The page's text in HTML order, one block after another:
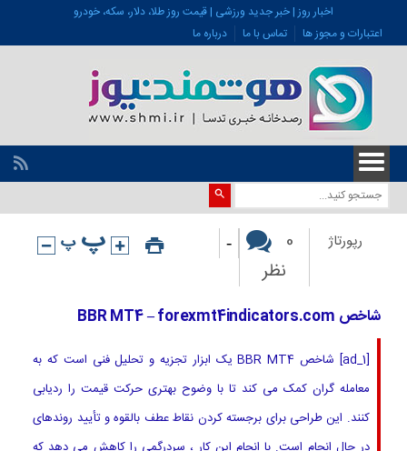
اخبار روز | خبر جدید ورزشی | قیمت روز طلا، دلار، سکه، خودرو
اعتبارات و مجوز ها
تماس با ما درباره ما
رپورتاژ
0
نظر
-
شاخص BBR MT4 – forexmt4indicators.com
[ad_1] شاخص BBR MT4 یک ابزار تجزیه و تحلیل فنی است که به
معامله گران کمک می کند تا با وضوح بهتری حرکت قیمت را ردیابی
کنند. این طراحی برای برجسته کردن نقاط عطف بالقوه و تأیید روندهای